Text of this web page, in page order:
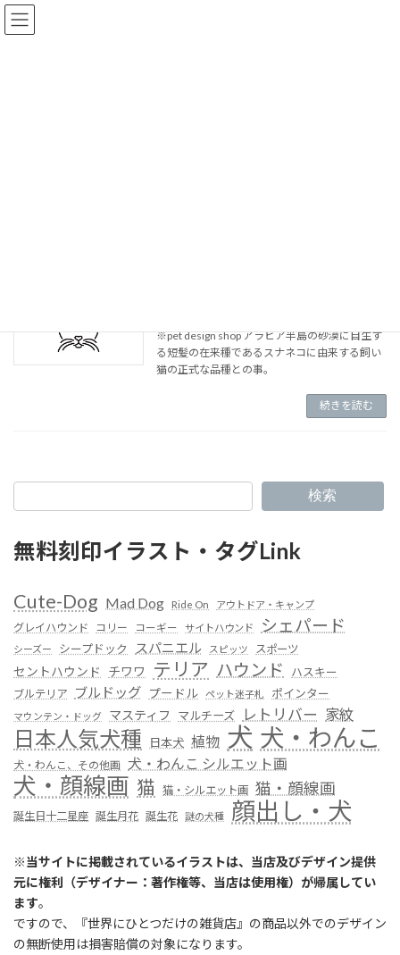
コ
ン
ナ
ビ
※pet design shop アラビア半島の砂漠に自生す
る短髪の在来種であるスナネコに由来する飼い
猫の正式な品種との事。
続きを読む
検索
無料刻印イラスト・タグLink
Cute-Dog Mad Dog Ride On アウトドア・キャンプ
グレイハウンド コリー コーギー サイトハウンド シェパード
シーズー シープドック スパニエル スピッツ スポーツ
セントハウンド チワワ テリア ハウンド ハスキー
ブルテリア ブルドッグ プードル ペット迷子札 ポインター
マウンテン・ドッグ マスティフ マルチーズ レトリバー 家紋
日本人気犬種 日本犬 植物 犬 犬・わんこ
犬・わんこ、その他画 犬・わんこ シルエット画
犬・顔線画 猫 猫・シルエット画 猫・顔線画
誕生日十二星座 誕生月花 誕生花 謎の犬種 顔出し・犬
※当サイトに掲載されているイラストは、当店及びデザイン提供
元に権利（デザイナー：著作権等、当店は使用権）が帰属してい
ます。
ですので、『世界にひとつだけの雑貨店』の商品以外でのデザイン
の無断使用は損害賠償の対象になります。